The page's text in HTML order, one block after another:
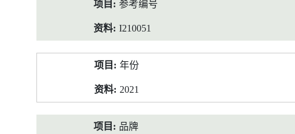
参考编号
I210051
年份
2021
品牌